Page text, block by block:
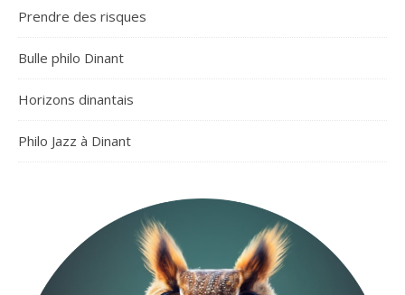
Prendre des risques
Bulle philo Dinant
Horizons dinantais
Philo Jazz à Dinant